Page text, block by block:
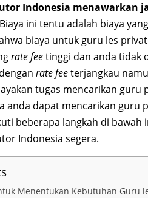
Indonesia menawarkan
ini tentu adalah biaya
biaya untuk guru les
rate feetinggi dan anda tidak
rate feeterjangkau
tugas mencarikan
anda dapat mencarikan
beberapa langkah di
Indonesia segera.
Menentukan Kebutuhan Guru